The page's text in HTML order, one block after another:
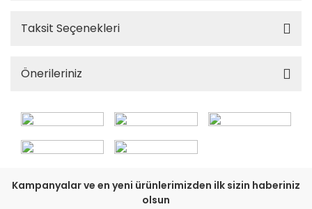
Taksit Seçenekleri
Önerileriniz
Kampanyalar ve en yeni ürünlerimizden ilk sizin haberiniz
olsun